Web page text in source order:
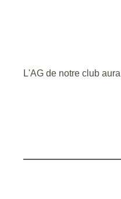
L'AG de notre club